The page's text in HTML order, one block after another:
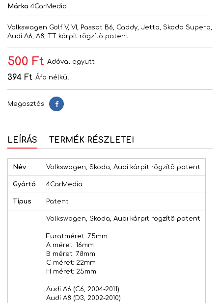
Márka 4CarMedia
Volkswagen Golf V, VI, Passat B6, Caddy, Jetta, Skoda Superb,
Audi A6, A8, TT kárpit rögzítõ patent
500 Ft Adóval együtt
394 Ft Áfa nélkül
Megosztás Megosztás
LEÍRÁS TERMÉK RÉSZLETEI
Név Volkswagen, Skoda, Audi kárpit rögzítõ patent
Gyártó 4CarMedia
Típus Patent
Volkswagen, Skoda, Audi kárpit rögzítõ patent
Furatméret: 7.5mm
A méret: 16mm
B méret: 7.8mm
C méret: 22mm
H méret: 25mm
Audi A6 (C6, 2004-2011)
Audi A8 (D3, 2002-2010)